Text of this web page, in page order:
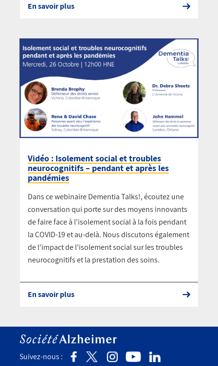
En savoir plus
Vidéo : Isolement social et troubles
neurocognitifs – pendant et après les
pandémies
Dans ce webinaire Dementia Talks!, écoutez une
conversation qui porte sur des moyens innovants
de faire face à l'isolement social à la fois pendant
la COVID-19 et au-delà. Nous discutons également
de l'impact de l'isolement social sur les troubles
neurocognitifs et la prestation des soins.
En savoir plus
Suivez-nous :